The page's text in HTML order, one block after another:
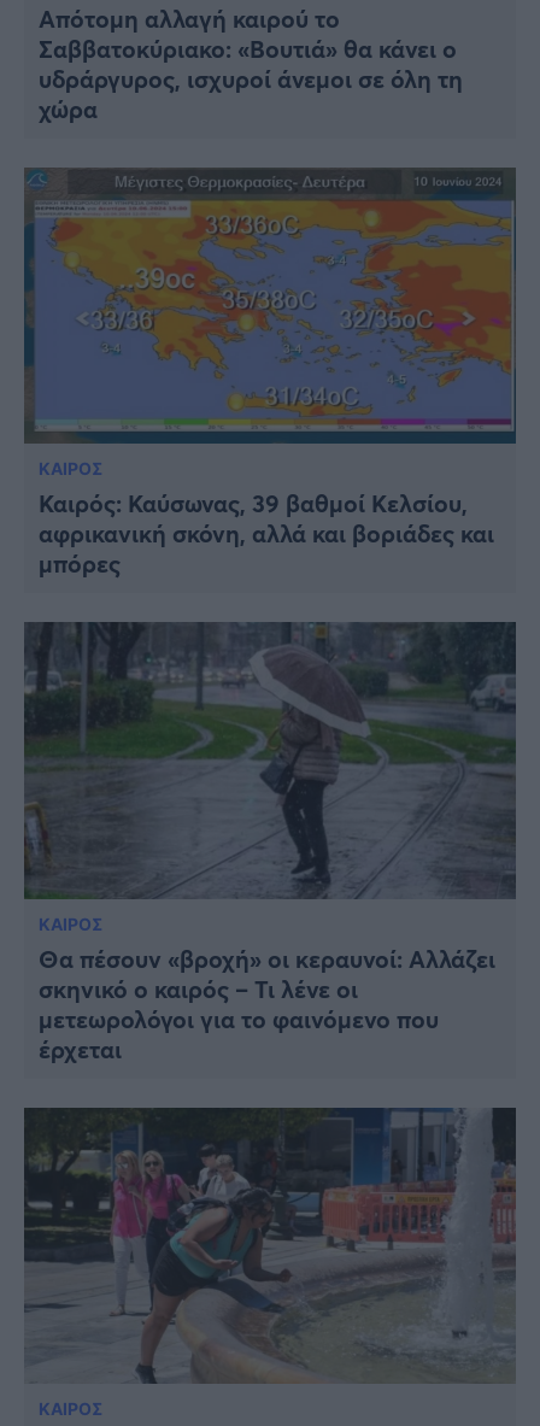
Απότομη αλλαγή καιρού το
Σαββατοκύριακο: «Βουτιά» θα κάνει ο
υδράργυρος, ισχυροί άνεμοι σε όλη τη
χώρα
ΚΑΙΡΟΣ
Καιρός: Καύσωνας, 39 βαθμοί Κελσίου,
αφρικανική σκόνη, αλλά και βοριάδες και
μπόρες
ΚΑΙΡΟΣ
Θα πέσουν «βροχή» οι κεραυνοί: Αλλάζει
σκηνικό ο καιρός – Τι λένε οι
μετεωρολόγοι για το φαινόμενο που
έρχεται
ΚΑΙΡΟΣ